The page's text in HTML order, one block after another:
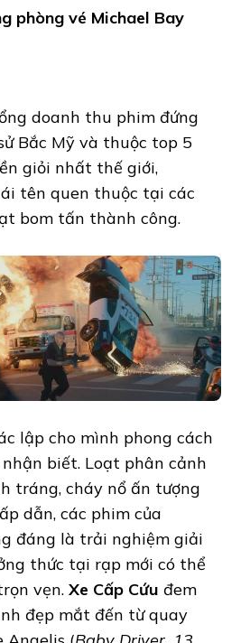
phòng vé Michael Bay
doanh thu phim đứng
Bắc Mỹ và thuộc top 5
giỏi nhất thế giới,
tên quen thuộc tại các
bom tấn thành công.
lập cho mình phong cách
biết. Loạt phân cảnh
tráng, cháy nổ ấn tượng
dẫn, các phim của
đáng là trải nghiệm giải
thức tại rạp mới có thể
vẹn. Xe Cấp Cứu đem
đẹp mắt đến từ quay